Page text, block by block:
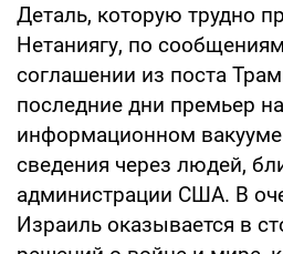
Деталь, которую трудно
Нетаниягу, по
соглашении из поста
последние дни премьер
информационном
сведения через людей,
администрации США. В
Израиль оказывается в